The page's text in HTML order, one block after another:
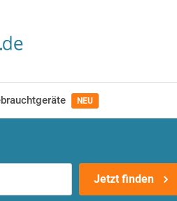
NEU
Jetzt finden